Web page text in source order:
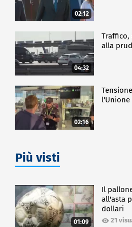
nelle stesse situazioni sociali, e
formati delle stesse
bellissimo comunque sapere
fitta di artisti a Genova, ne
piace tanto".
Plasma è impegnato in un
SPETTACOLO
02:12
04:32
Traffico,
alla
02:16
l'Unione
Più visti
01:09
Il
all'asta
dollari
21